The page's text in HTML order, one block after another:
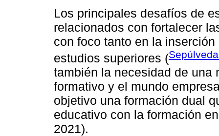
Los principales desafíos de
relacionados con fortalecer
con foco tanto en la
estudios superiores (
también la necesidad de una
formativo y el mundo
objetivo una formación dual
educativo con la formación
2021).